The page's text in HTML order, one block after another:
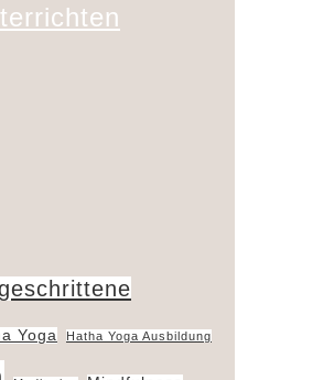
Yoga Hatha Yoga Ausbildung